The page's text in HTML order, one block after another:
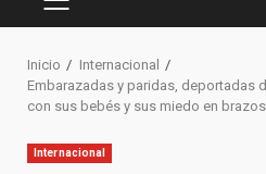
MENÚ
Inicio
Internacional
Embarazadas y paridas, deportadas
con sus bebés y sus miedo en brazos
Internacional